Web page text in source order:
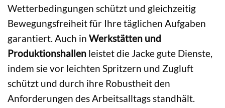
Wetterbedingungen schützt und gleichzeitig
Bewegungsfreiheit für Ihre täglichen Aufgaben
garantiert. Auch in Werkstätten und
Produktionshallen leistet die Jacke gute Dienste,
indem sie vor leichten Spritzern und Zugluft
schützt und durch ihre Robustheit den
Anforderungen des Arbeitsalltags standhält.